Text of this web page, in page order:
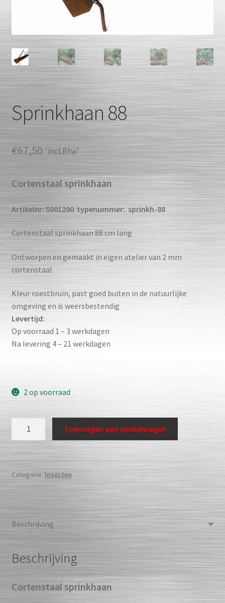
Sprinkhaan 88
€67,50 'incl.Btw'
Cortenstaal sprinkhaan
Artikelnr: 5001200typenummer: sprinkh-88
Cortenstaal sprinkhaan 88 cm lang
Ontworpen en gemaakt in eigen atelier van 2 mm
cortenstaal
Kleur roestbruin, past goed buiten in de natuurlijke
omgeving en is weersbestendig
Levertijd:
Op voorraad 1 – 3 werkdagen
Na levering 4 – 21 werkdagen
2 op voorraad
Toevoegen aan winkelwagen
Categorie: Insecten
Beschrijving
Beschrijving
Cortenstaal sprinkhaan